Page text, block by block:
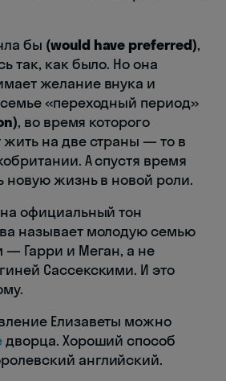
бы (would have preferred),
так, как было. Но она
желание внука и
«переходный период»
, во время которого
жить на две страны — то в
А спустя время
новую жизнь в новой роли.
официальный тон
называет молодую семью
— Гарри и Меган, а не
Сассекскими. И это
Елизаветы можно
дворца. Хороший способ
английский.